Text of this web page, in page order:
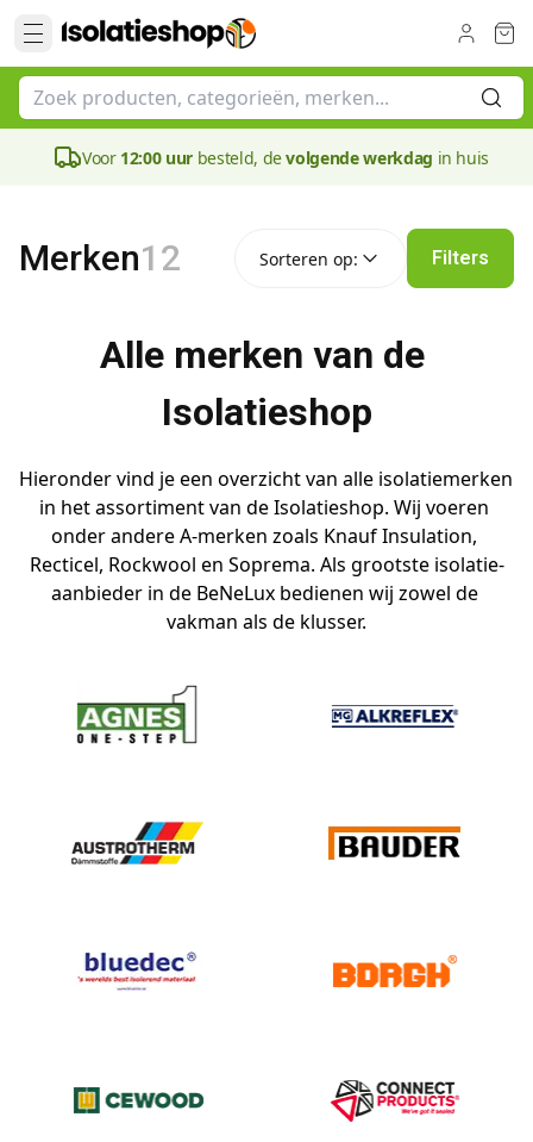
Voor 12:00 uur besteld, devolgende werkdag in huis
Merken12 Sorteren op: Filters
Alle merken van de
Isolatieshop
Hieronder vind je een overzicht van alle isolatiemerken
in het assortiment van de Isolatieshop. Wij voeren
onder andere A-merken zoals Knauf Insulation,
Recticel, Rockwool en Soprema. Als grootste isolatie-
aanbieder in de BeNeLux bedienen wij zowel de
vakman als de klusser.